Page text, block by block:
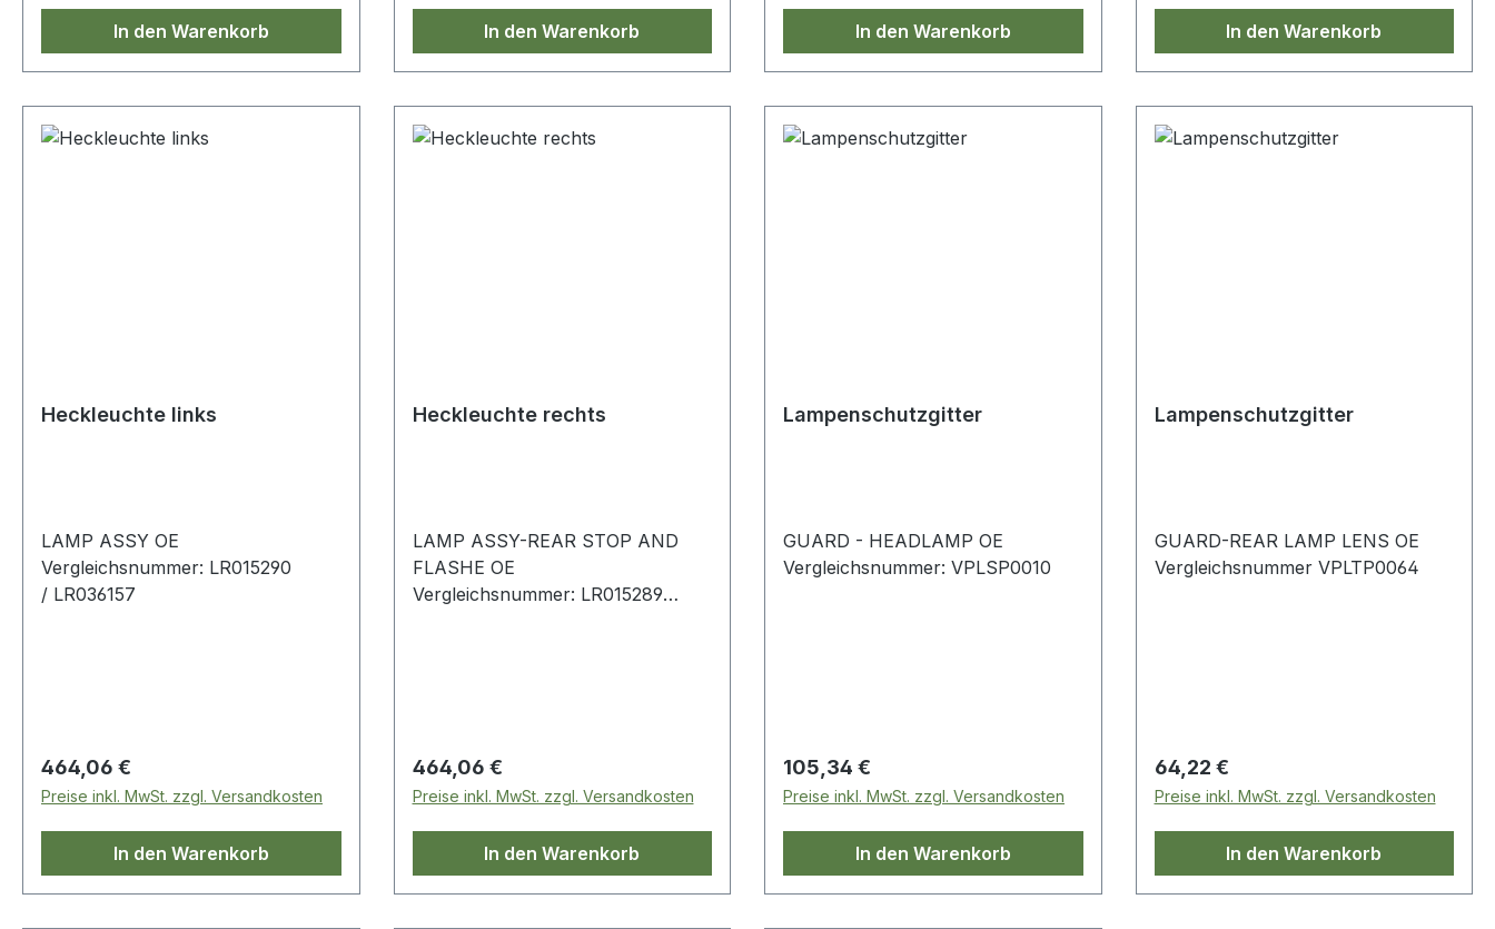
In den Warenkorb In den Warenkorb In den Warenkorb In den Warenkorb
Heckleuchte links
LAMP ASSY OE
Vergleichsnummer: LR015290
/ LR036157
Regulärer Preis:
464,06 €
Preise inkl. MwSt. zzgl. Versandkosten
In den Warenkorb
Heckleuchte rechts
LAMP ASSY-REAR STOP AND
FLASHE OE
Vergleichsnummer: LR015289
Regulärer Preis:
464,06 €
Preise inkl. MwSt. zzgl. Versandkosten
In den Warenkorb
Lampenschutzgitter
GUARD - HEADLAMP OE
Vergleichsnummer: VPLSP0010
Regulärer Preis:
105,34 €
Preise inkl. MwSt. zzgl. Versandkosten
In den Warenkorb
Lampenschutzgitter
GUARD-REAR LAMP LENS OE
Vergleichsnummer VPLTP0064
Regulärer Preis:
64,22 €
Preise inkl. MwSt. zzgl. Versandkosten
In den Warenkorb